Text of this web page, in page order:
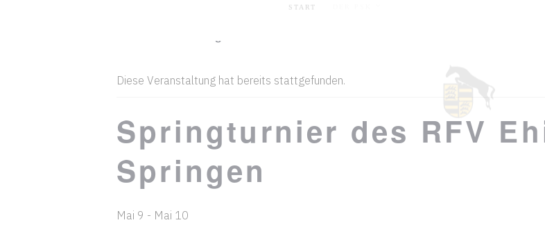
Diese Veranstaltung hat bereits stattgefunden.
Springturnier des RFV
Springen
Mai 9 - Mai 10